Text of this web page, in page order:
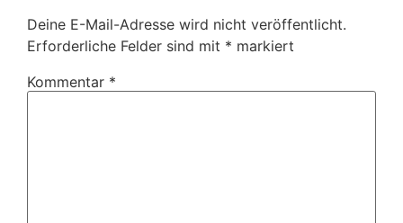
Deine E-Mail-Adresse wird nicht veröffentlicht.
Erforderliche Felder sind mit * markiert
Kommentar *